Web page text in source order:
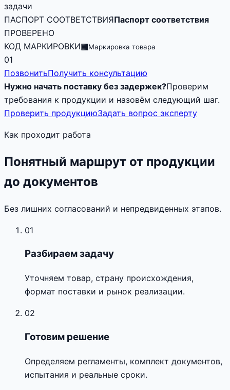
задачи
ПАСПОРТ СООТВЕТСТВИЯПаспорт соответствия
ПРОВЕРЕНО
КОД МАРКИРОВКИ▦Маркировка товара
01
ПозвонитьПолучить консультацию
Нужно начать поставку без задержек?Проверим
требования к продукции и назовём следующий шаг.
Проверить продукциюЗадать вопрос эксперту
Как проходит работа
Понятный маршрут от продукции
до документов
Без лишних согласований и непредвиденных этапов.
01
Разбираем задачу
Уточняем товар, страну происхождения,
формат поставки и рынок реализации.
02
Готовим решение
Определяем регламенты, комплект документов,
испытания и реальные сроки.